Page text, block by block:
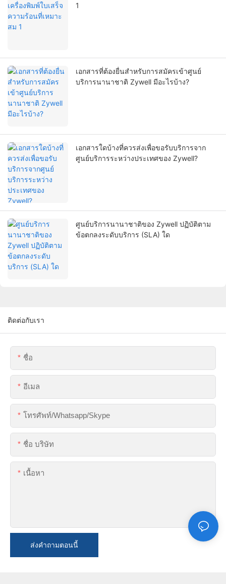
1
เอกสารที่ต้องยื่นสำหรับการสมัครเข้าศูนย์
บริการนานาชาติ Zywell มีอะไรบ้าง?
เอกสารใดบ้างที่ควรส่งเพื่อขอรับบริการจาก
ศูนย์บริการระหว่างประเทศของ Zywell?
ศูนย์บริการนานาชาติของ Zywell ปฏิบัติตาม
ข้อตกลงระดับบริการ (SLA) ใด
ติดต่อกับเรา
ชื่อ
อีเมล
โทรศัพท์/whatsapp/skype
ชื่อ บริษัท
เนื้อหา
ส่งคำถามตอนนี้